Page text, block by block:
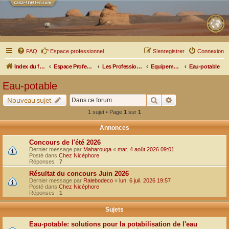
FAQ Espace professionnel Connexion
S’enregistrer
Index du forum Espace Professionnel Les Professionnels nous parlent Equipements et Matériels Eau-potable
Eau-potable
Nouveau sujet Rechercher
1 sujet • Page 1 sur 1
Annonces
Concours de l'été 2026
Dernier message par Maharouga « mar. 4 août 2026 09:01
Posté dans Chez Nicéphore
Réponses : 7
Résultat du concours Juin 2026
Dernier message par Ralebodeco « lun. 6 juil. 2026 19:57
Posté dans Chez Nicéphore
Réponses : 1
Sujets
Eau-potable: solutions pour la potabilisation de l'eau